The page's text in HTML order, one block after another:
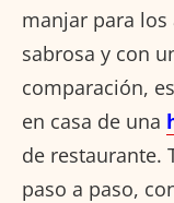
manjar para los
sabrosa y con
comparación,
en casa de una
de restaurante.
paso a paso,